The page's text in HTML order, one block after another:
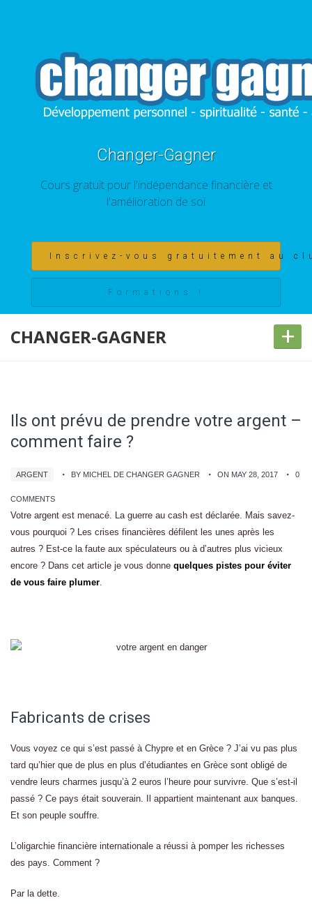
Changer-Gagner
Cours gratuit pour l'indépendance financière et
l'amélioration de soi
Inscrivez-vous gratuitement au
Formations !
CHANGER-GAGNER +
Ils ont prévu de prendre votre argent –
comment faire ?
ARGENT BY MICHEL DE CHANGER GAGNER ON MAY 28, 2017 0
COMMENTS
Votre argent est menacé. La guerre au cash est déclarée. Mais savez-
vous pourquoi ? Les crises financières défilent les unes après les
autres ? Est-ce la faute aux spéculateurs ou à d’autres plus vicieux
encore ? Dans cet article je vous donne quelques pistes pour éviter
de vous faire plumer.
Fabricants de crises
Vous voyez ce qui s’est passé à Chypre et en Grèce ? J’ai vu pas plus
tard qu’hier que de plus en plus d’étudiantes en Grèce sont obligé de
vendre leurs charmes jusqu’à 2 euros l’heure pour survivre. Que s’est-il
passé ? Ce pays était souverain. Il appartient maintenant aux banques.
Et son peuple souffre.
L’oligarchie financière internationale a réussi à pomper les richesses
des pays. Comment ?
Par la dette.